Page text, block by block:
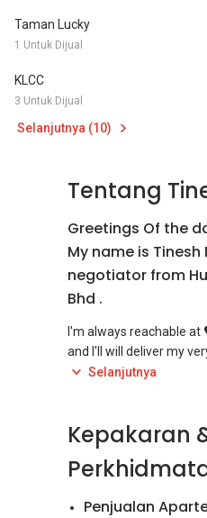
Taman Lucky
1 Untuk Dijual
KLCC
3 Untuk Dijual
Selanjutnya (10)
Tentang
Greetings Of the
My name is
negotiator from
Bhd .
I'm always reachable at
and I'll will deliver my
all my clients have an
Selanjutnya
Kepakaran
Penjualan